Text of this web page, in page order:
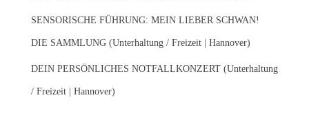
SENSORISCHE FÜHRUNG: MEIN LIEBER SCHWAN!
DIE SAMMLUNG (Unterhaltung / Freizeit | Hannover)
DEIN PERSÖNLICHES NOTFALLKONZERT (Unterhaltung
/ Freizeit | Hannover)